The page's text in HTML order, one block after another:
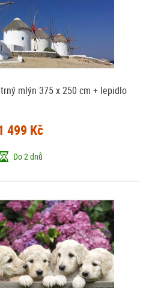
mlýn 375 x 250 cm + lepidlo
499 Kč
Do 2 dnů